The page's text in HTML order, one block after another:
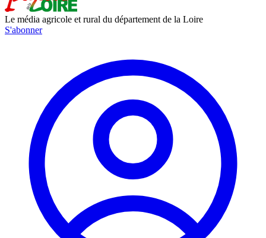
Le média agricole et rural du département de la Loire
S'abonner